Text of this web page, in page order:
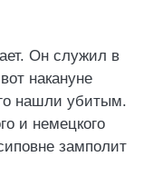
Он служил в
накануне
нашли убитым.
и немецкого
замполит